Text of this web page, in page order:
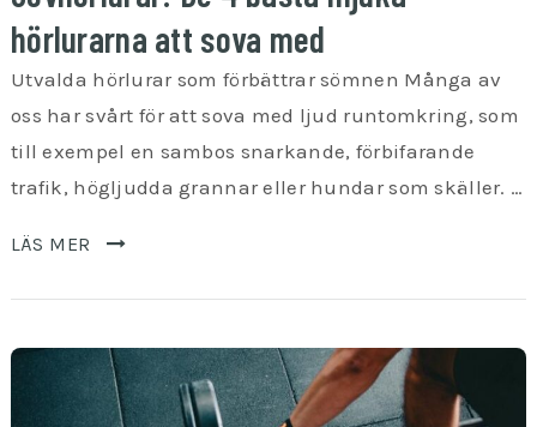
hörlurarna att sova med
Utvalda hörlurar som förbättrar sömnen Många av
oss har svårt för att sova med ljud runtomkring, som
till exempel en sambos snarkande, förbifarande
trafik, högljudda grannar eller hundar som skäller. …
LÄS MER